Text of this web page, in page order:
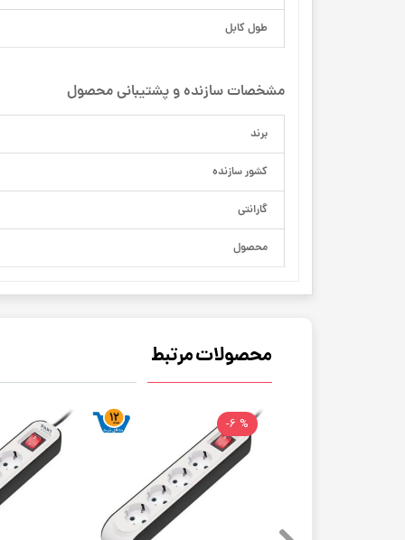
طول کابل
مشخصات سازنده و پشتیبانی محصول
برند
کشور سازنده
گارانتی
محصول
محصولات مرتبط
% 6-